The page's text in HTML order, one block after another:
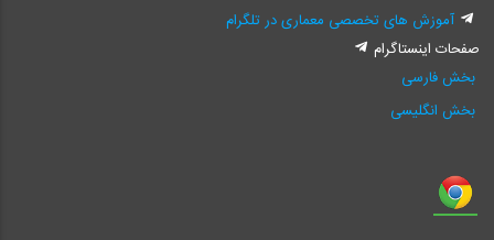
آموزش های تخصصی معماری در تلگرام
صفحات اینستاگرام
بخش فارسی
بخش انگلیسی